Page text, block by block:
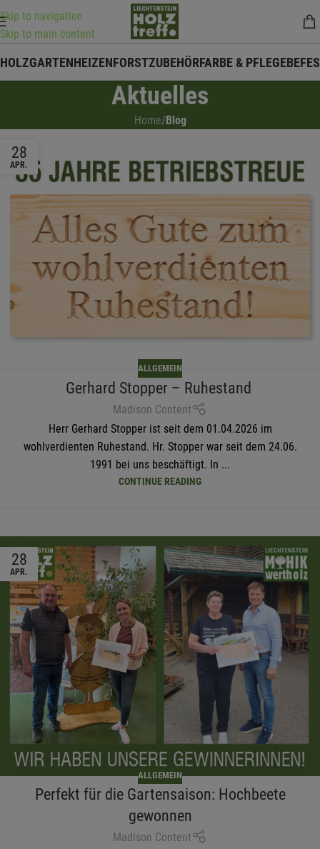
Skip to navigation
Skip to main content
HOLZGARTENHEIZENFORSTZUBEHÖRFARBE & PFLEGE
Aktuelles
Home/Blog
28
APR.
ALLGEMEIN
Gerhard Stopper – Ruhestand
Madison Content
Herr Gerhard Stopper ist seit dem 01.04.2026 im
wohlverdienten Ruhestand. Hr. Stopper war seit dem 24.06.
1991 bei uns beschäftigt. In ...
CONTINUE READING
28
APR.
ALLGEMEIN
Perfekt für die Gartensaison: Hochbeete
gewonnen
Madison Content